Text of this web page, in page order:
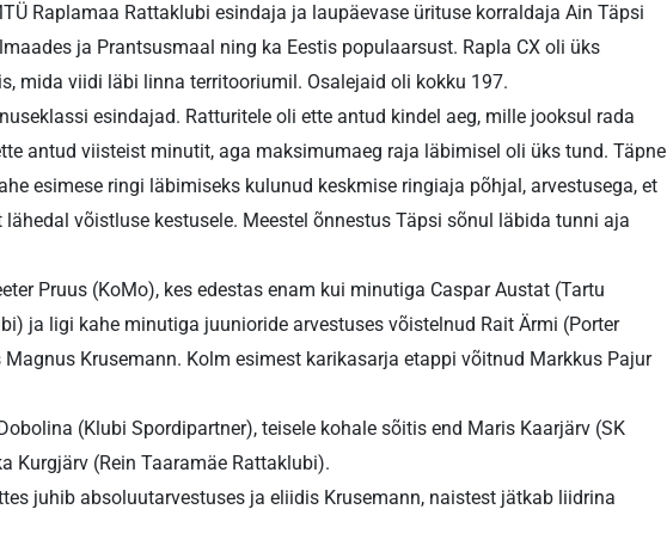
Raplamaa Rattaklubi esindaja ja laupäevase ürituse korraldaja Ain Täpsi
ja Prantsusmaal ning ka Eestis populaarsust. Rapla CX oli üks
mida viidi läbi linna territooriumil. Osalejaid oli kokku 197.
esindajad. Ratturitele oli ette antud kindel aeg, mille jooksul rada
antud viisteist minutit, aga maksimumaeg raja läbimisel oli üks tund. Täpne
esimese ringi läbimiseks kulunud keskmise ringiaja põhjal, arvestusega, et
võistluse kestusele. Meestel õnnestus Täpsi sõnul läbida tunni aja
Pruus (KoMo), kes edestas enam kui minutiga Caspar Austat (Tartu
ja ligi kahe minutiga juunioride arvestuses võistelnud Rait Ärmi (Porter
Krusemann. Kolm esimest karikasarja etappi võitnud Markkus Pajur
(Klubi Spordipartner), teisele kohale sõitis end Maris Kaarjärv (SK
Kurgjärv (Rein Taaramäe Rattaklubi).
juhib absoluutarvestuses ja eliidis Krusemann, naistest jätkab liidrina